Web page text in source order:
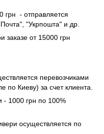
грн - отправляется
"Укрпошта" и др.
заказе от 15000 грн
перевозчиками
по Киеву) за счет клиента.
- 1000 грн по 100%
осуществляется по